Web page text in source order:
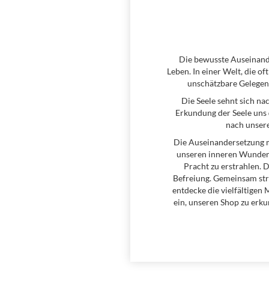
Die bewusste
Leben. In einer Welt, die
unschätzbare
Die Seele sehnt sich
Erkundung der Seele
nach
Die Auseinandersetzung
unseren inneren
Pracht zu erstrahlen.
Befreiung. Gemeinsam
entdecke die vielfältigen
ein, unseren Shop zu